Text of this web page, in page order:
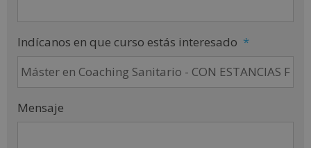
Indícanos en que curso estás interesado *
Mensaje